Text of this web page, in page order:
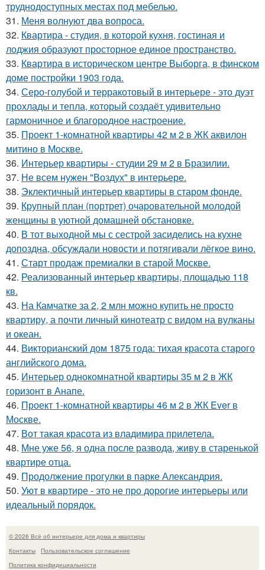
труднодоступных местах под мебелью.
31. Меня волнуют два вопроса.
32. Квартира - студия, в которой кухня, гостиная и
лоджия образуют просторное единое пространство.
33. Квартира в историческом центре Выборга, в финском
доме постройки 1903 года.
34. Серо-голубой и терракотовый в интерьере - это дуэт
прохлады и тепла, который создаёт удивительно
гармоничное и благородное настроение.
35. Проект 1-комнатной квартиры 42 м 2 в ЖК аквилон
митино в Москве.
36. Интерьер квартиры - студии 29 м 2 в Бразилии.
37. Не всем нужен "Воздух" в интерьере.
38. Эклектичный интерьер квартиры в старом фонде.
39. Крупный план (портрет) очаровательной молодой
женщины в уютной домашней обстановке.
40. В тот выходной мы с сестрой засиделись на кухне
допоздна, обсуждали новости и потягивали лёгкое вино.
41. Старт продаж премиалки в старой Москве.
42. Реализованный интерьер квартиры, площадью 118
кв.
43. На Камчатке за 2, 2 млн можно купить не просто
квартиру, а почти личный кинотеатр с видом на вулканы
и океан.
44. Викторианский дом 1875 года: тихая красота старого
английского дома.
45. Интерьер однокомнатной квартиры 35 м 2 в ЖК
горизонт в Анапе.
46. Проект 1-комнатной квартиры 46 м 2 в ЖК Ever в
Москве.
47. Вот такая красота из владимира прилетела.
48. Мне уже 56, я одна после развода, живу в старенькой
квартире отца.
49. Продолжение прогулки в парке Александрия.
50. Уют в квартире - это не про дорогие интерьеры или
идеальный порядок.
© 2026 Всё об интерьере для дома и квартиры
Контакты
Пользовательское соглашение
Политика конфидециальности